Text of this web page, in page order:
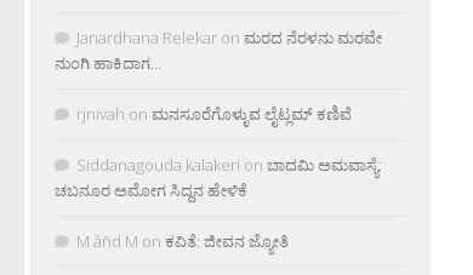
Janardhana Relekar on ಮರದ ನೆರಳನು ಮರವೇ
ನುಂಗಿ ಹಾಕಿದಾಗ…
rjnivah on ಮನಸೂರೆಗೊಳ್ಳುವ ಲೈಟ್ಲಮ್ ಕಣಿವೆ
Siddanagouda kalakeri on ಬಾದಮಿ ಅಮವಾಸ್ಯೆ:
ಚಬನೂರ ಅಮೋಗ ಸಿದ್ದನ ಹೇಳಿಕೆ
M âñd M on ಕವಿತೆ: ಜೀವನ ಜ್ಯೋತಿ